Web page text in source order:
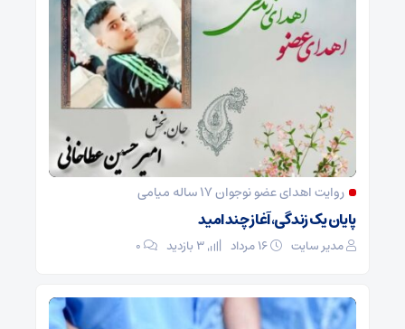
روایت اهدای عضو نوجوان ۱۷ ساله میامی
پایان یک زندگی، آغاز چند امید
مدیر سایت ۰